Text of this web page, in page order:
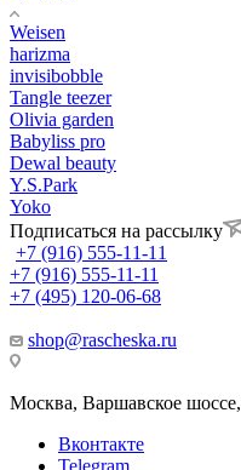
Weisen
harizma
invisibobble
Tangle teezer
Olivia garden
Babyliss pro
Dewal beauty
Y.S.Park
Yoko
Подписаться на рассылку
+7 (916) 555-11-11
+7 (916) 555-11-11
+7 (495) 120-06-68
shop@rascheska.ru
Москва, Варшавское
Вконтакте
Telegram